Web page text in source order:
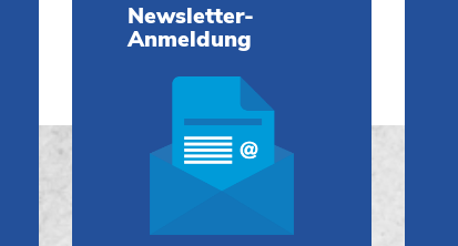
Newsletter-
Anmeldung